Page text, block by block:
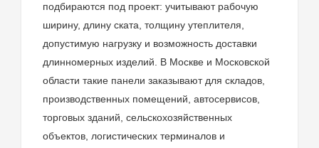
подбираются под проект: учитывают рабочую
ширину, длину ската, толщину утеплителя,
допустимую нагрузку и возможность доставки
длинномерных изделий. В Москве и Московской
области такие панели заказывают для складов,
производственных помещений, автосервисов,
торговых зданий, сельскохозяйственных
объектов, логистических терминалов и